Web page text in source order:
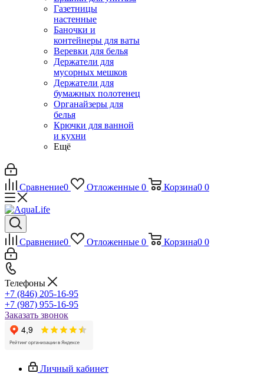
Газетницы
настенные
Баночки и
контейнеры для ваты
Веревки для белья
Держатели для
мусорных мешков
Держатели для
бумажных полотенец
Органайзеры для
белья
Крючки для ванной
и кухни
Ещё
Сравнение0 Отложенные 0 Корзина0 0
Сравнение0 Отложенные 0 Корзина0 0
Телефоны
+7 (846) 205-16-95
+7 (987) 955-16-95
Заказать звонок
Личный кабинет